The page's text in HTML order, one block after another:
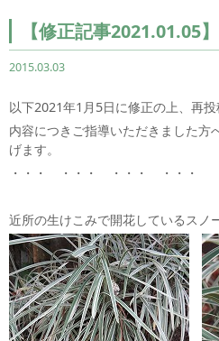
【修正記事2021.01.05
2015.03.03
以下2021年1月5日に修正の上、再投
内容につきご指導いただきました方
げます。
・・・ ・・・ ・・・ ・・・
近所の生けこみで開花しているスノ